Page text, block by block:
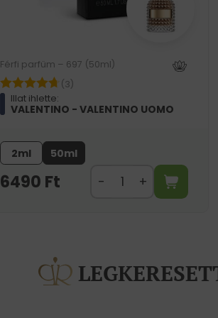
Férfi parfüm – 697 (50ml)
(3)
Illat ihlette:
VALENTINO - VALENTINO UOMO
2ml 50ml
6490 Ft